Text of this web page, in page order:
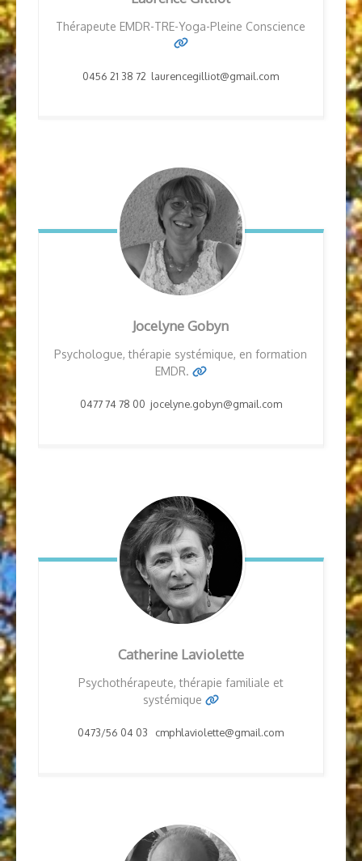
Thérapeute EMDR-TRE-Yoga-Pleine Conscience
0456 21 38 72 laurencegilliot@gmail.com
Jocelyne Gobyn
Psychologue, thérapie systémique, en formation
EMDR.
0477 74 78 00 jocelyne.gobyn@gmail.com
Catherine Laviolette
Psychothérapeute, thérapie familiale et
systémique
0473/56 04 03 cmphlaviolette@gmail.com